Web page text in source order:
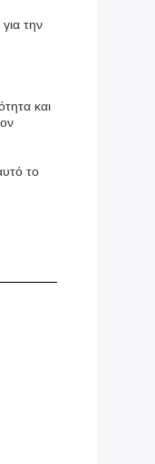
την
και
το